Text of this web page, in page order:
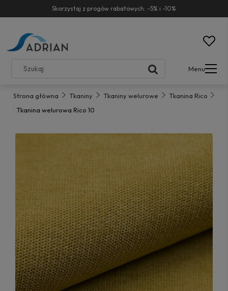
Skorzystaj z progów rabatowych: -5% i -10%
Menu
Strona główna Tkaniny Tkaniny welurowe
Tkanina Rico
Tkanina welurowa Rico 10